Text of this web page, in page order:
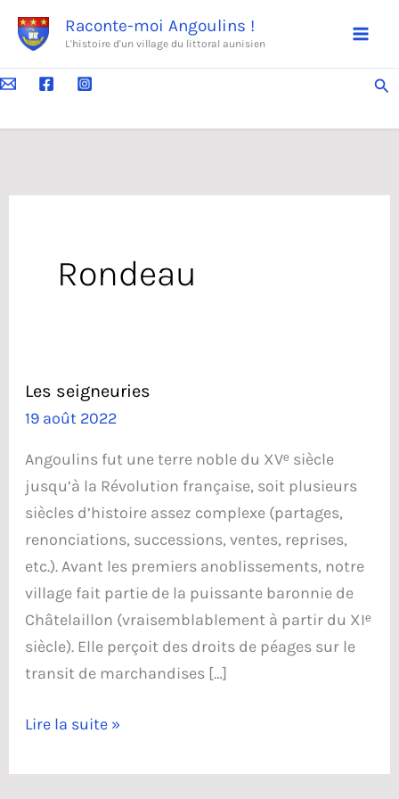
Aller
contenu
Raconte-moi Angoulins !
L'histoire d'un village du littoral aunisien
Rondeau
Les seigneuries
19 août 2022
Angoulins fut une terre noble du XVᵉ siècle
jusqu’à la Révolution française, soit plusieurs
siècles d’histoire assez complexe (partages,
renonciations, successions, ventes, reprises,
etc.). Avant les premiers anoblissements, notre
village fait partie de la puissante baronnie de
Châtelaillon (vraisemblablement à partir du XIᵉ
siècle). Elle perçoit des droits de péages sur le
transit de marchandises […]
Les
Lire la suite »